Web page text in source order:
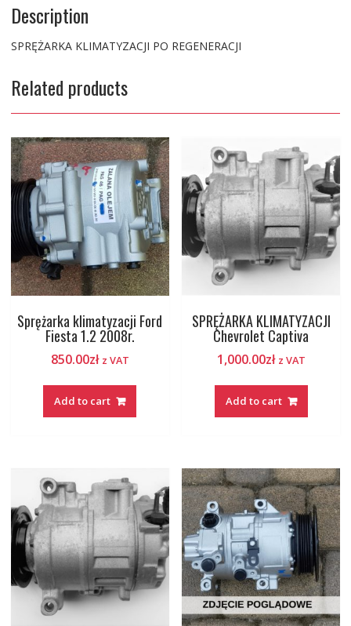
Description
SPRĘŻARKA KLIMATYZACJI PO REGENERACJI
Related products
Sprężarka klimatyzacji Ford
Fiesta 1.2 2008r.
850.00zł z VAT
Add to cart
SPRĘŻARKA KLIMATYZACJI
Chevrolet Captiva
1,000.00zł z VAT
Add to cart